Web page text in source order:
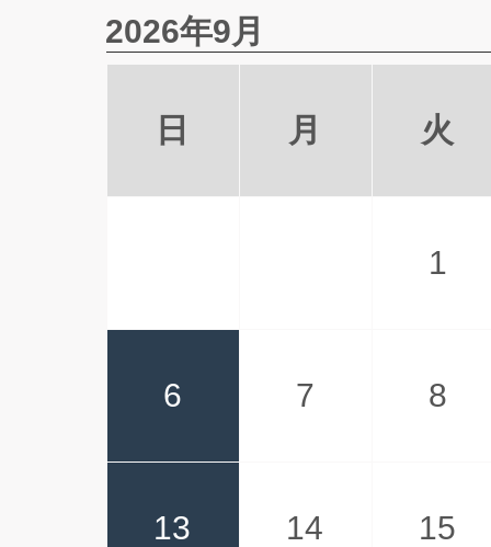
2026年9月
日 月 火
1
6 7 8
13 14 15